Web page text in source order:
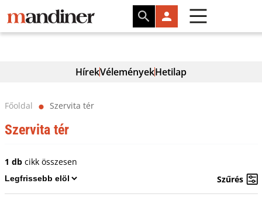
HírekVéleményekHetilap
Főoldal ⬤ Szervita tér
Szervita tér
1 dbcikk összesen
Szűrés